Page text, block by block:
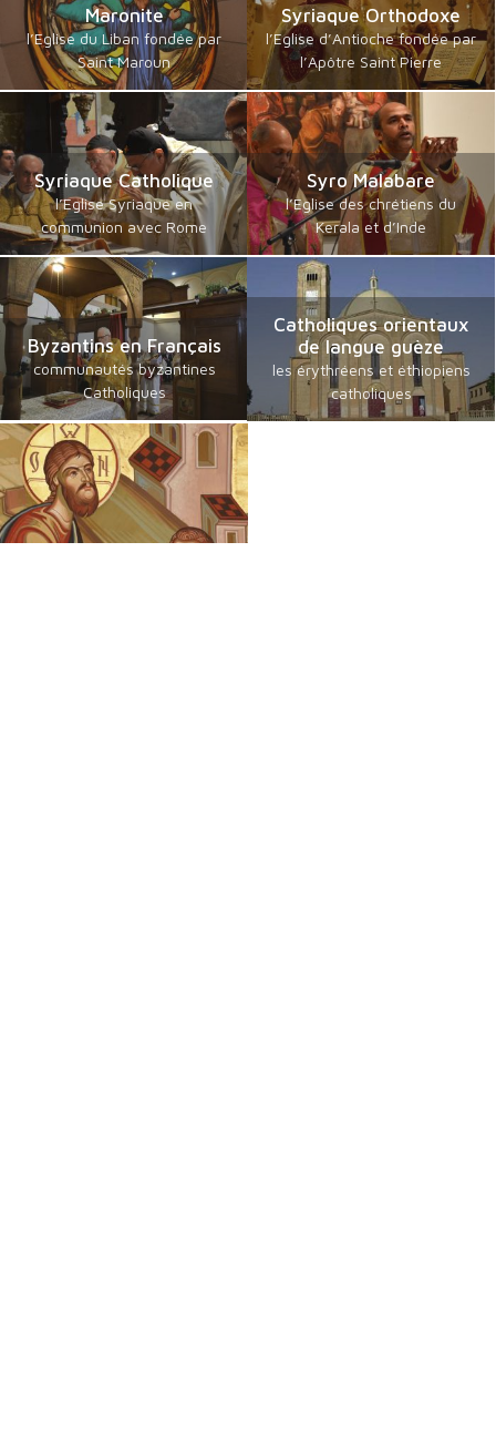
Maronite
l’Eglise du Liban fondée par
Saint Maroun
Syriaque Orthodoxe
l’Eglise d’Antioche fondée par
l’Apôtre Saint Pierre
Syriaque Catholique
l’Eglise Syriaque en
communion avec Rome
Syro Malabare
l’Eglise des chrétiens du
Kerala et d’Inde
Byzantins en Français
communautés byzantines
Catholiques
Catholiques orientaux
de langue guèze
les érythréens et éthiopiens
catholiques